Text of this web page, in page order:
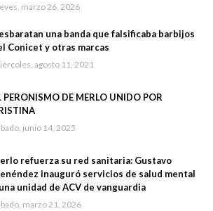
marzo 26, 2026
una banda que falsificaba barbijos
Conicet y otras marcas
agosto 11, 2021
PERONISMO DE MERLO UNIDO POR
junio 14, 2025
refuerza su red sanitaria: Gustavo
inauguró servicios de salud mental
unidad de ACV de vanguardia
marzo 21, 2026